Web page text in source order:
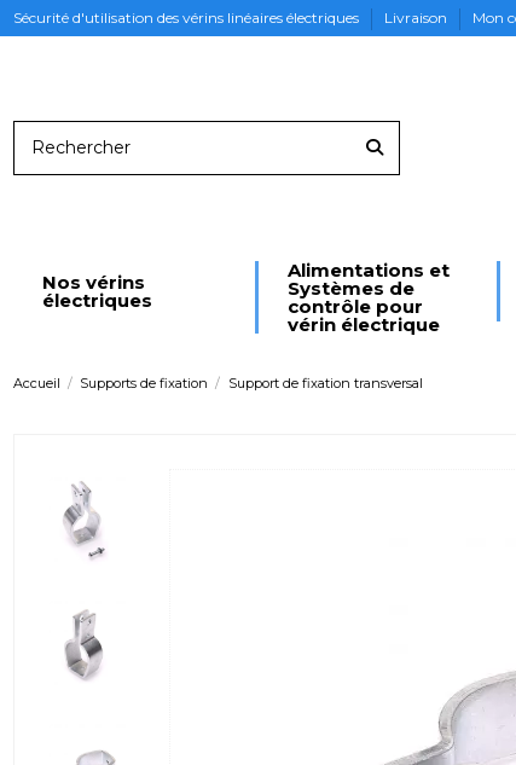
Sécurité d'utilisation des vérins linéaires électriques Livraison Mon
Nos vérins
électriques
Alimentations et
Systèmes de
contrôle pour
vérin électrique
Accueil Supports de fixation Support de fixation transversal